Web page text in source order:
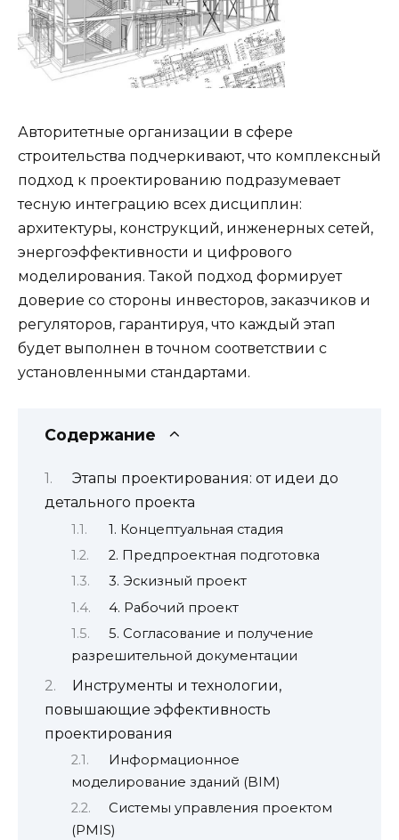
Авторитетные организации в сфере
строительства подчеркивают, что комплексный
подход к проектированию подразумевает
тесную интеграцию всех дисциплин:
архитектуры, конструкций, инженерных сетей,
энергоэффективности и цифрового
моделирования. Такой подход формирует
доверие со стороны инвесторов, заказчиков и
регуляторов, гарантируя, что каждый этап
будет выполнен в точном соответствии с
установленными стандартами.
Содержание
Этапы проектирования: от идеи до
детального проекта
1. Концептуальная стадия
2. Предпроектная подготовка
3. Эскизный проект
4. Рабочий проект
5. Согласование и получение
разрешительной документации
Инструменты и технологии,
повышающие эффективность
проектирования
Информационное
моделирование зданий (BIM)
Системы управления проектом
(PMIS)